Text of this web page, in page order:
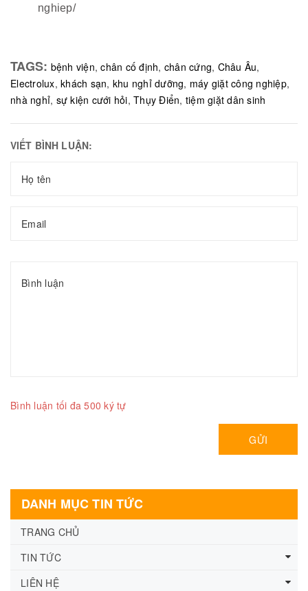
DANH MỤC TIN TỨC
TRANG CHỦ
TIN TỨC
LIÊN HỆ
nghiep/
TAGS: bệnh viện,chân cố định, chân cứng, Châu Âu,
Electrolux, khách sạn, khu nghỉ dưỡng, máy giặt công nghiệp,
nhà nghỉ, sự kiện cưới hỏi, Thụy Điển, tiệm giặt dân sinh
VIẾT BÌNH LUẬN:
Bình luận tối đa 500 ký tự
GỬI